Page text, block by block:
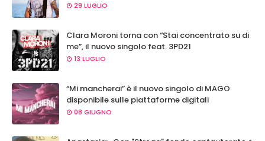
29 LUGLIO
Clara Moroni torna con “Stai concentrato su di
me”, il nuovo singolo feat. 3PD21
13 LUGLIO
“Mi mancherai” è il nuovo singolo di MAGO
disponibile sulle piattaforme digitali
08 GIUGNO